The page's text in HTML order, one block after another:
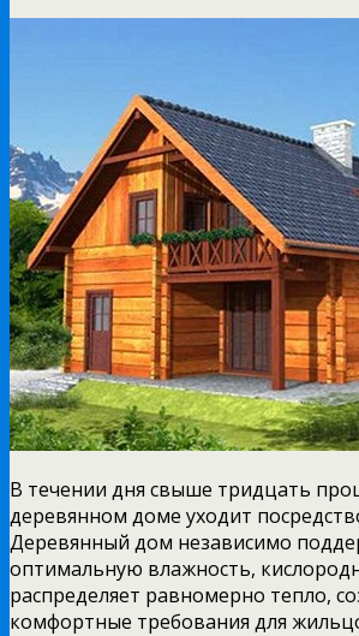
В течении дня свыше тридцать
деревянном доме уходит
Деревянный дом независимо
оптимальную влажность,
распределяет равномерно тепло,
комфортные требования для